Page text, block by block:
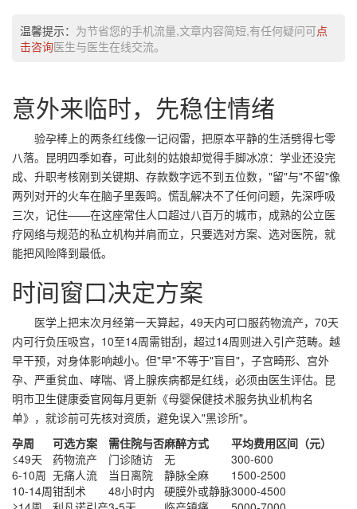
温馨提示： 为节省您的手机流量,文章内容简短,有任何疑问可点
击咨询医生与医生在线交流。
意外来临时，先稳住情绪
验孕棒上的两条红线像一记闷雷，把原本平静的生活劈得七零
八落。昆明四季如春，可此刻的姑娘却觉得手脚冰凉：学业还没完
成、升职考核刚到关键期、存款数字远不到五位数，"留"与"不留"像
两列对开的火车在脑子里轰鸣。慌乱解决不了任何问题，先深呼吸
三次，记住——在这座常住人口超过八百万的城市，成熟的公立医
疗网络与规范的私立机构并肩而立，只要选对方案、选对医院，就
能把风险降到最低。
时间窗口决定方案
医学上把末次月经第一天算起，49天内可口服药物流产，70天
内可行负压吸宫，10至14周需钳刮，超过14周则进入引产范畴。越
早干预，对身体影响越小。但"早"不等于"盲目"，子宫畸形、宫外
孕、严重贫血、哮喘、肾上腺疾病都是红线，必须由医生评估。昆
明市卫生健康委官网每月更新《母婴保健技术服务执业机构名
单》，就诊前可先核对资质，避免误入"黑诊所"。
孕周
可选方案 需住院与否麻醉方式
平均费用区间（元）
≤49天
药物流产 门诊随访 无
300-600
6-10周 无痛人流 当日离院 静脉全麻
1500-2500
10-14周钳刮术 48小时内 硬膜外或静脉3000-4500